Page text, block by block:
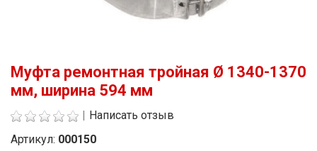
Муфта ремонтная тройная Ø 1340-1370
мм, ширина 594 мм
| Написать отзыв
Артикул: 000150